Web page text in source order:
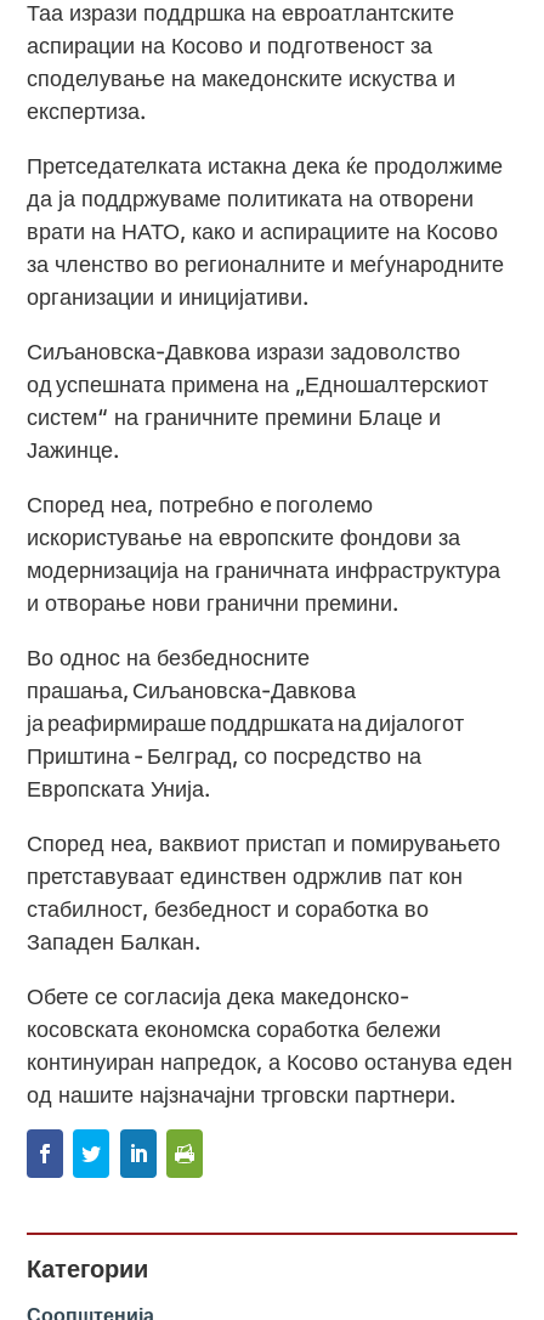
Таа изрази поддршка на евроатлантските
аспирации на Косово и подготвеност за
споделување на македонските искуства и
експертиза.
Претседателката истакна дека ќе продолжиме
да ја поддржуваме политиката на отворени
врати на НАТО, како и аспирациите на Косово
за членство во регионалните и меѓународните
организации и иницијативи.
Сиљановска-Давкова изрази задоволство
од успешната примена на „Едношалтерскиот
систем“ на граничните премини Блаце и
Јажинце.
Според неа, потребно е поголемо
искористување на европските фондови за
модернизација на граничната инфраструктура
и отворање нови гранични премини.
Во однос на безбедносните
прашања, Сиљановска-Давкова
ја реафирмираше поддршката на дијалогот
Приштина - Белград, со посредство на
Европската Унија.
Според неа, ваквиот пристап и помирувањето
претставуваат единствен одржлив пат кон
стабилност, безбедност и соработка во
Западен Балкан.
Обете се согласија дека македонско-
косовската економска соработка бележи
континуиран напредок, а Косово останува еден
од нашите најзначајни трговски партнери.
Категории